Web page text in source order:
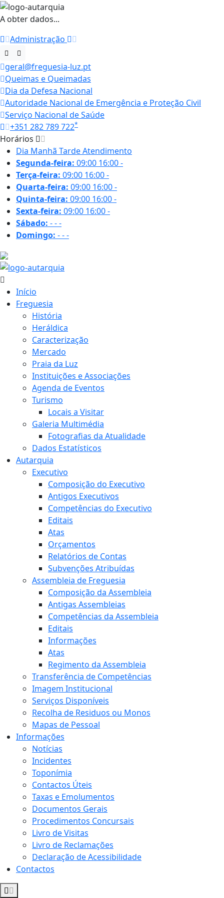
A obter dados...
Administração
geral@freguesia-luz.pt
Queimas e Queimadas
Dia da Defesa Nacional
Autoridade Nacional de Emergência e Proteção Civil
Serviço Nacional de Saúde
+351 282 789 722*
Horários
Dia Manhã TardeAtendimento
Segunda-feira: 09:00 16:00-
Terça-feira: 09:00 16:00-
Quarta-feira: 09:00 16:00-
Quinta-feira: 09:00 16:00-
Sexta-feira: 09:00 16:00-
Sábado: ---
Domingo: ---
Início
Freguesia
História
Heráldica
Caracterização
Mercado
Praia da Luz
Instituições e Associações
Agenda de Eventos
Turismo
Locais a Visitar
Galeria Multimédia
Fotografias da Atualidade
Dados Estatísticos
Autarquia
Executivo
Composição do Executivo
Antigos Executivos
Competências do Executivo
Editais
Atas
Orçamentos
Relatórios de Contas
Subvenções Atribuídas
Assembleia de Freguesia
Composição da Assembleia
Antigas Assembleias
Competências da Assembleia
Editais
Informações
Atas
Regimento da Assembleia
Transferência de Competências
Imagem Institucional
Serviços Disponíveis
Recolha de Residuos ou Monos
Mapas de Pessoal
Informações
Notícias
Incidentes
Toponímia
Contactos Úteis
Taxas e Emolumentos
Documentos Gerais
Procedimentos Concursais
Livro de Visitas
Livro de Reclamações
Declaração de Acessibilidade
Contactos